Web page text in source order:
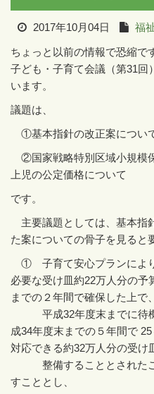
2017年10月04日 福
ちょっと以前の情報で恐縮で
子ども・子育て会議（第31回
います。
議題は、
①基本指針の改正案につい
②国家戦略特別区域小規模
上児の公定価格について
です。
主要議題としては、基本指
た案についての骨子を見ると
① 子育て安心プランにより
必要な受け皿約22万人分の予
までの２年間で確保した上で、
平成32年度末までに待
成34年度末までの５年間で 25
対応できる約32万人分の受け
整備することとされたこ
すこととし、